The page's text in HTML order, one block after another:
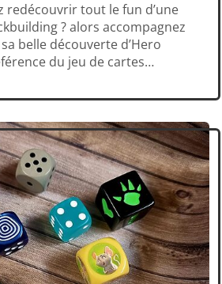
redécouvrir tout le fun d’une
? alors accompagnez
belle découverte d’Hero
du jeu de cartes
complète !